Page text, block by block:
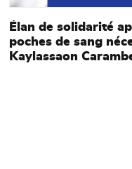
Élan de solidarité
poches de sang
Kaylassaon